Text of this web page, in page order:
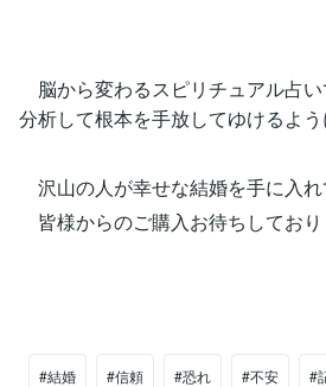
脳から変わるスピリチュアル占
分析して根本を手放してゆけるよう
沢山の人が幸せな結婚を手に入れ
皆様からのご購入お待ちしてお
#結婚 #信頼 #恐れ #不安 #